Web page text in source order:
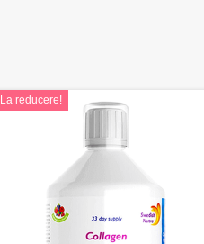
La reducere!